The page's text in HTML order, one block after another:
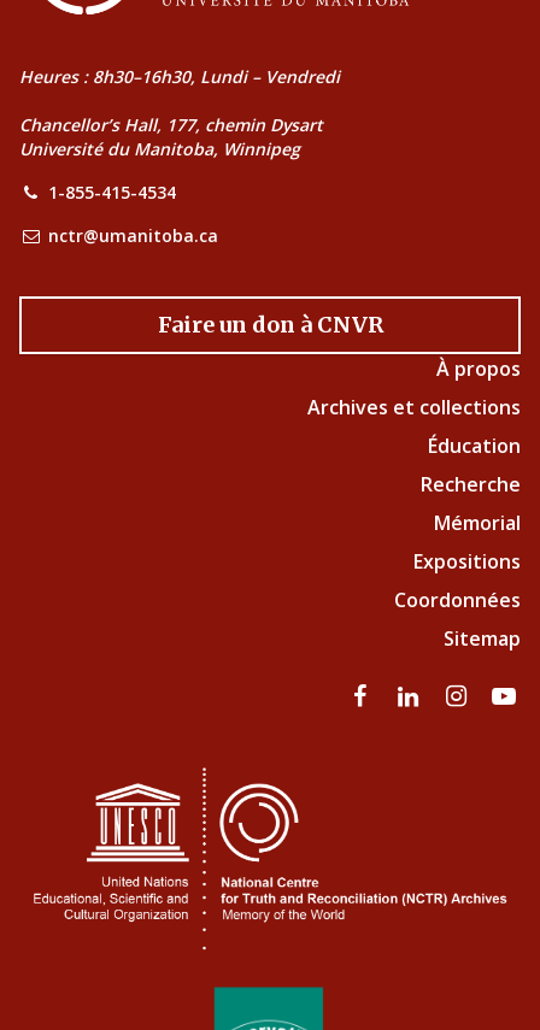
Heures : 8h30–16h30, Lundi – Vendredi
Chancellor’s Hall, 177, chemin Dysart
Université du Manitoba, Winnipeg
1-855-415-4534
nctr@umanitoba.ca
Faire un don à CNVR
À propos
Archives et collections
Éducation
Recherche
Mémorial
Expositions
Coordonnées
Sitemap